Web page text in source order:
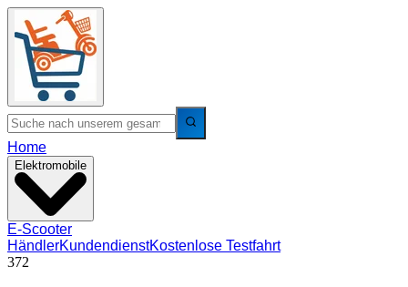
Home
Elektromobile
E-Scooter
HändlerKundendienstKostenlose Testfahrt
372